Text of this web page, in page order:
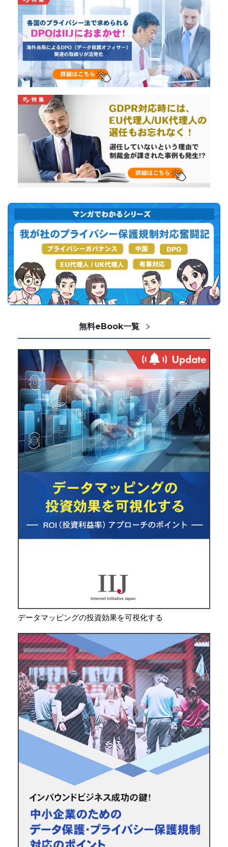
無料eBook一覧
データマッピングの投資効果を可視化する